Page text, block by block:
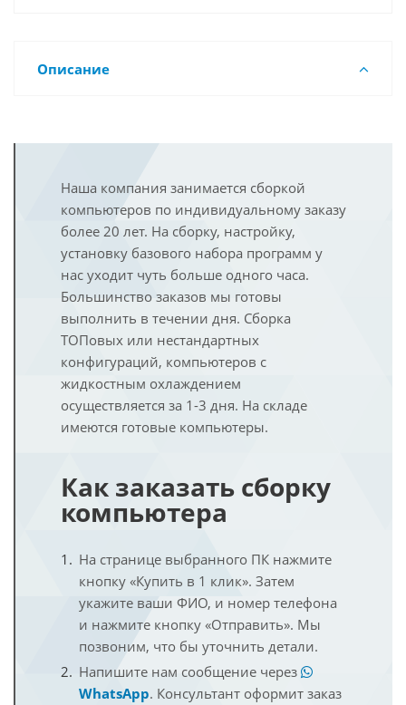
Описание
Наша компания занимается сборкой
компьютеров по индивидуальному заказу
более 20 лет. На сборку, настройку,
установку базового набора программ у
нас уходит чуть больше одного часа.
Большинство заказов мы готовы
выполнить в течении дня. Сборка
ТОПовых или нестандартных
конфигураций, компьютеров с
жидкостным охлаждением
осуществляется за 1-3 дня. На складе
имеются готовые компьютеры.
Как заказать сборку
компьютера
На странице выбранного ПК нажмите
кнопку «Купить в 1 клик». Затем
укажите ваши ФИО, и номер телефона
и нажмите кнопку «Отправить». Мы
позвоним, что бы уточнить детали.
Напишите нам сообщение через
WhatsApp. Консультант оформит заказ